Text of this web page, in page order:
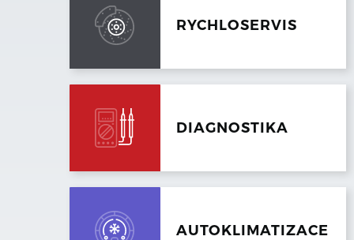
RYCHLOSERVIS
DIAGNOSTIKA
AUTOKLIMATIZACE